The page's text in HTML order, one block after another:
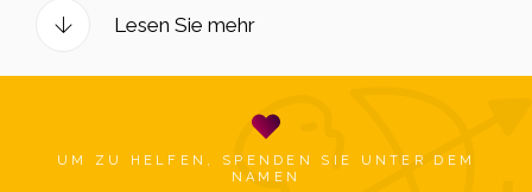
Lesen Sie mehr
UM ZU HELFEN, SPENDEN SIE UNTER DEM
NAMEN